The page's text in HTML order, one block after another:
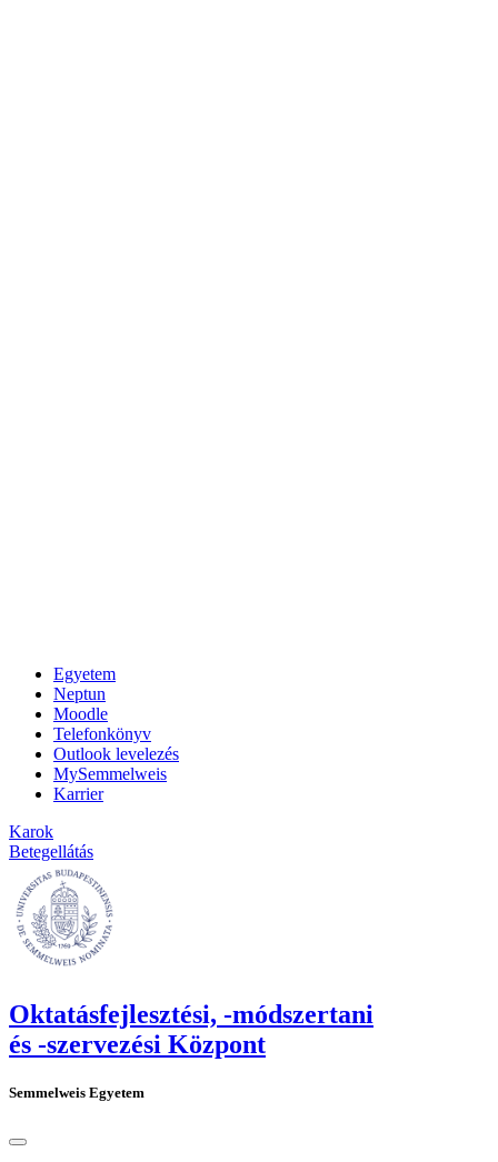
Egyetem
Neptun
Moodle
Telefonkönyv
Outlook levelezés
MySemmelweis
Karrier
Karok
Betegellátás
Oktatásfejlesztési, -módszertani
és -szervezési Központ
Semmelweis Egyetem